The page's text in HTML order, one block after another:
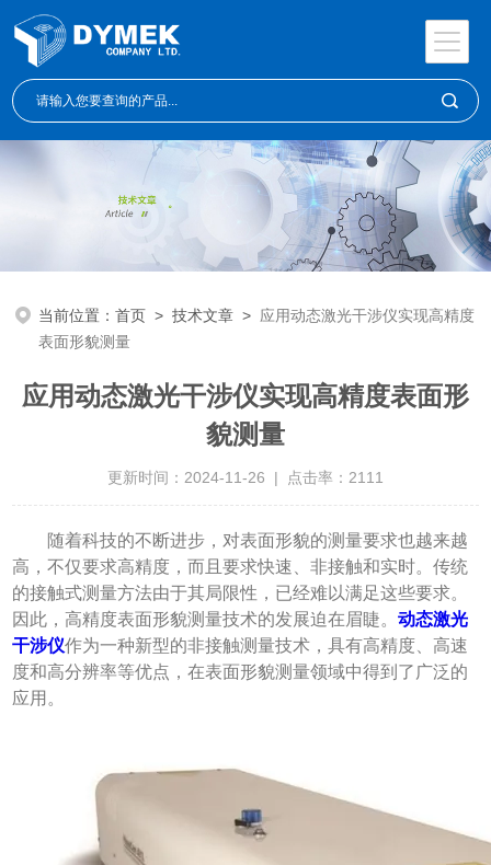
当前位置：首页 >技术文章 > 应用动态激光干涉仪实现高精度
表面形貌测量
应用动态激光干涉仪实现高精度表面形
貌测量
更新时间：2024-11-26 | 点击率：2111
随着科技的不断进步，对表面形貌的测量要求也越来越
高，不仅要求高精度，而且要求快速、非接触和实时。传统
的接触式测量方法由于其局限性，已经难以满足这些要求。
因此，高精度表面形貌测量技术的发展迫在眉睫。动态激光
干涉仪作为一种新型的非接触测量技术，具有高精度、高速
度和高分辨率等优点，在表面形貌测量领域中得到了广泛的
应用。